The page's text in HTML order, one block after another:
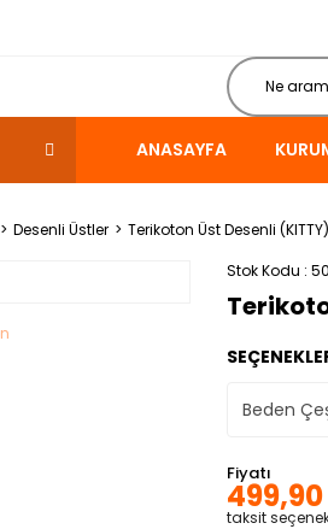
ANASAYFA
Desenli Üstler
Terikoton Üst Desenli (KITTY)
Stok Kodu
Fiyatı
499,90
taksit